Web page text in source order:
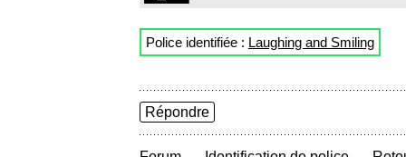
Police identifiée : Laughing and Smiling
Répondre